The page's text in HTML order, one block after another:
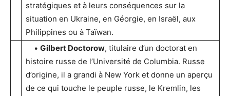
stratégiques et à leurs conséquences sur la
situation en Ukraine, en Géorgie, en Israël, aux
Philippines ou à Taïwan.
• Gilbert Doctorow, titulaire d’un doctorat en
histoire russe de l’Université de Columbia. Russe
d’origine, il a grandi à New York et donne un aperçu
de ce qui touche le peuple russe, le Kremlin, les